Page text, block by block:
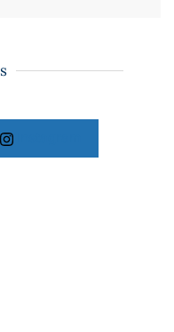
Instagram